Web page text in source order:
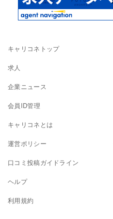
キャリコネトップ
求人
企業ニュース
会員ID管理
キャリコネとは
運営ポリシー
口コミ投稿ガイドライン
ヘルプ
利用規約